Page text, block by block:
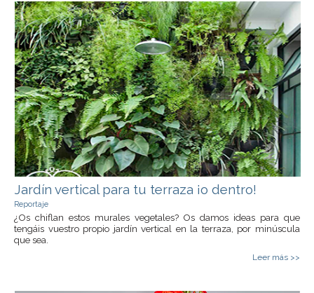
Jardín vertical para tu terraza ¡o dentro!
Reportaje
¿Os chiflan estos murales vegetales? Os damos ideas para que
tengáis vuestro propio jardín vertical en la terraza, por minúscula
que sea.
Leer más >>